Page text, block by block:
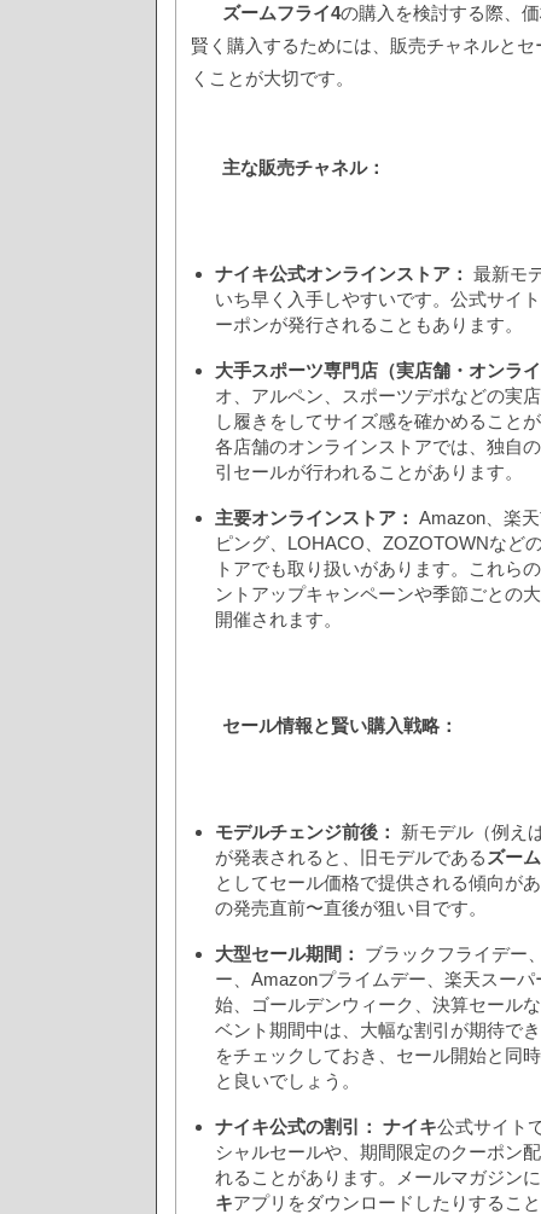
ズームフライ4の購入を検討する際、
賢く購入するためには、販売チャネルと
くことが大切です。
主な販売チャネル：
ナイキ公式オンラインストア： 最新モ
いち早く入手しやすいです。公式サイ
ーポンが発行されることもあります。
大手スポーツ専門店（実店舗・オンラ
オ、アルペン、スポーツデポなどの実
し履きをしてサイズ感を確かめること
各店舗のオンラインストアでは、独自
引セールが行われることがあります。
主要オンラインストア： Amazon、楽
ピング、LOHACO、ZOZOTOWNなど
トアでも取り扱いがあります。これら
ントアップキャンペーンや季節ごとの
開催されます。
セール情報と賢い購入戦略：
モデルチェンジ前後：
新モデル（例え
が発表されると、旧モデルである ズー
としてセール価格で提供される傾向が
の発売直前〜直後が狙い目です。
大型セール期間：
ブラックフライデー
ー、Amazonプライムデー、楽天スー
始、ゴールデンウィーク、決算セール
ベント期間中は、大幅な割引が期待で
をチェックしておき、セール開始と同
と良いでしょう。
ナイキ公式の割引： ナイキ公式サイト
シャルセールや、期間限定のクーポン
れることがあります。メールマガジン
キアプリをダウンロードしたりするこ